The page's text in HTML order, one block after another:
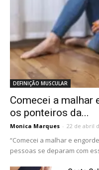
DEFINIÇÃO MUSCULAR
Comecei a malhar
os ponteiros da...
Monica Marques - 22 de abril
“Comecei a malhar e
pessoas se deparam com